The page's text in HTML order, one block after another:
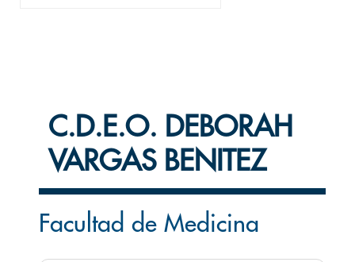
C.D.E.O. DEBORAH
VARGAS BENITEZ
Facultad de Medicina